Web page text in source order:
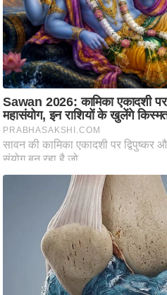
प्र
भु
म
हि
मा
/
ध
र्म